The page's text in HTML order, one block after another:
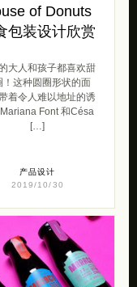
of Donuts
包装设计欣赏
大人和孩子都喜欢甜
！这种圆圈形状的面
着令人难以地址的诱
Font 和Césa
[…]
产品设计
2019/10/30